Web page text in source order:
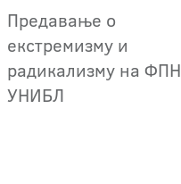
Предавање о
екстремизму и
радикализму на ФПН
УНИБЛ